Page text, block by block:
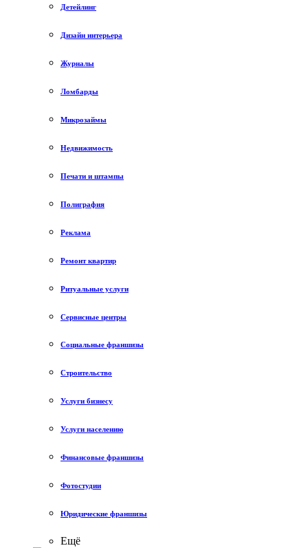
Детейлинг
Дизайн интерьера
Журналы
Ломбарды
Микрозаймы
Недвижимость
Печати и штампы
Полиграфия
Реклама
Ремонт квартир
Ритуальные услуги
Сервисные центры
Социальные франшизы
Строительство
Услуги бизнесу
Услуги населению
Финансовые франшизы
Фотостудии
Юридические франшизы
Ещё